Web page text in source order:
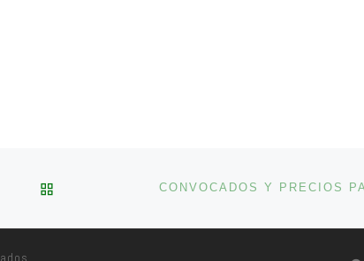
VOLVER A LA LISTA DE ENTRADAS